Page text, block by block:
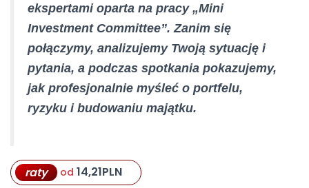
ekspertami oparta na pracy „Mini
Investment Committee”. Zanim się
połączymy, analizujemy Twoją sytuację i
pytania, a podczas spotkania pokazujemy,
jak profesjonalnie myśleć o portfelu,
ryzyku i budowaniu majątku.
raty od 14,21PLN